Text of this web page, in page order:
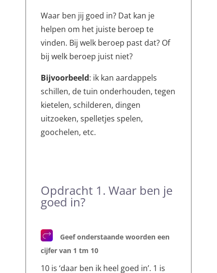
Waar ben jij goed in? Dat kan je
helpen om het juiste beroep te
vinden. Bij welk beroep past dat? Of
bij welk beroep juist niet?
Bijvoorbeeld: ik kan aardappels
schillen, de tuin onderhouden, tegen
kietelen, schilderen, dingen
uitzoeken, spelletjes spelen,
goochelen, etc.
Opdracht 1. Waar ben je
goed in?
Geef onderstaande woorden een
cijfer van 1 tm 10
10 is ‘daar ben ik heel goed in’. 1 is